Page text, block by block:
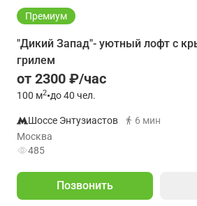
Премиум
"Дикий Запад"- уютный лофт с
грилем
от 2300 ₽/час
100 м2•до 40 чел.
Шоссе Энтузиастов
6 мин
Москва
485
Позвонить